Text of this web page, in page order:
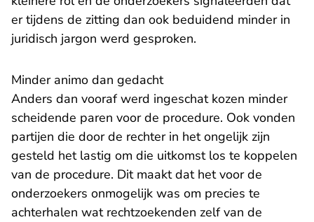
er tijdens de zitting dan ook beduidend minder in
juridisch jargon werd gesproken.
Minder animo dan gedacht
Anders dan vooraf werd ingeschat kozen minder
scheidende paren voor de procedure. Ook vonden
partijen die door de rechter in het ongelijk zijn
gesteld het lastig om die uitkomst los te koppelen
van de procedure. Dit maakt dat het voor de
onderzoekers onmogelijk was om precies te
achterhalen wat rechtzoekenden zelf van de